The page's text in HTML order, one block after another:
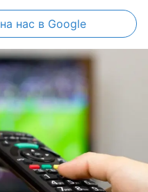
на нас в Google